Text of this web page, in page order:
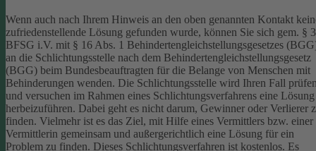
Wenn auch nach Ihrem Hinweis an den oben genannten Kontakt
zufriedenstellende Lösung gefunden wurde, können Sie sich gem. §
BFSG i.V. mit § 16 Abs. 1 Behindertengleichstellungsgesetzes
an die Schlichtungsstelle nach dem Behindertengleichstellungsgesetz
(BGG) beim Bundesbeauftragten für die Belange von Menschen mit
Behinderungen wenden. Die Schlichtungsstelle wird Ihren Fall
und versuchen im Rahmen eines Schlichtungsverfahrens eine Lösung
herbeizuführen. Dabei geht es nicht darum, Gewinner oder Verlierer
finden. Vielmehr ist es das Ziel, mit Hilfe eines Vermittlers bzw. einer
Vermittlerin gemeinsam und außergerichtlich eine Lösung für ein
Problem zu finden. Dieses Schlichtungsverfahren ist kostenlos. Es